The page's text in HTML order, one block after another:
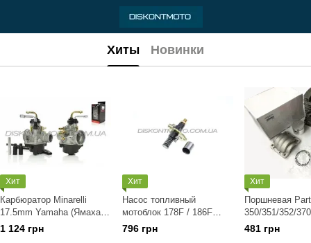
Хиты Новинки
Хит
Карбюратор Minarelli
17.5mm Yamaha (Ямаха
,Минарелли) "KOSO"
1 124 грн
Хит
Насос топливный
мотоблок 178F / 186F
Forte 105 ,Зубр HT-105
,Zirka LX 2060D (6/9Hp)
796 грн
Хит
Поршневая
350/351/352/
20/422
Jonsered
481 грн